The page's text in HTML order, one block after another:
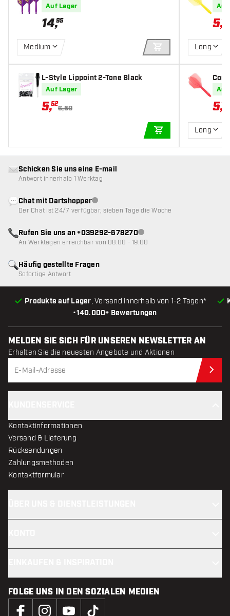
mpion 2025 NO6 - Dart Flights
Auf Lager
14,95
Medium
IN DEN
L-Style Lippoint 2-Tone Black
Auf Lager
5,52
6,50
IN DEN
Auf
5,17
Long
Auf
5,17
Long
•140.000+ Bewertungen
Produkte auf Lager, Versand innerhalb von 1-2 Tagen*
Häufig gestellte Fragen
Sofortige Antwort
Schicken Sie uns eine E-mail
Antwort innerhalb 1 Werktag
Chat mit DartshopperKundenservice nicht verfügbar
Der Chat ist 24/7 verfügbar, sieben Tage die Woche
Rufen Sie uns an +039292-678270Kundenservice nicht
An Werktagen erreichbar von 08:00 - 19:00
MELDEN SIE SICH FÜR UNSEREN NEWSLETTER AN
Erhalten Sie die neuesten Angebote und Aktionen
Kontaktinformationen
Versand & Lieferung
Rücksendungen
Zahlungsmethoden
Kontaktformular
FOLGE UNS IN DEN SOZIALEN MEDIEN